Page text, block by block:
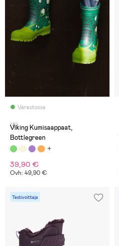
Varastossa
(6)
Viking Kumisaappaat,
Bottlegreen
39,90 €
Ovh: 49,90 €
Testivoittaja